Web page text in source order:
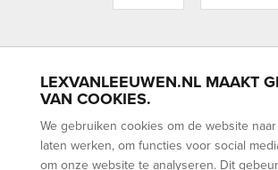
LEXVANLEEUWEN.NL MAAKT
VAN COOKIES.
We gebruiken cookies om de website
laten werken, om functies voor social
om onze website te analyseren. Dit
BLOEMENBUURT BOHEMEN
LOOSDUINEN
SCHEVENINGEN
WALDECK
VERKOOP VERHUUR